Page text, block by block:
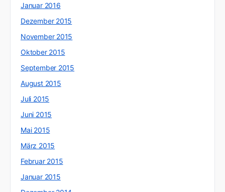
Januar 2016
Dezember 2015
November 2015
Oktober 2015
September 2015
August 2015
Juli 2015
Juni 2015
Mai 2015
März 2015
Februar 2015
Januar 2015